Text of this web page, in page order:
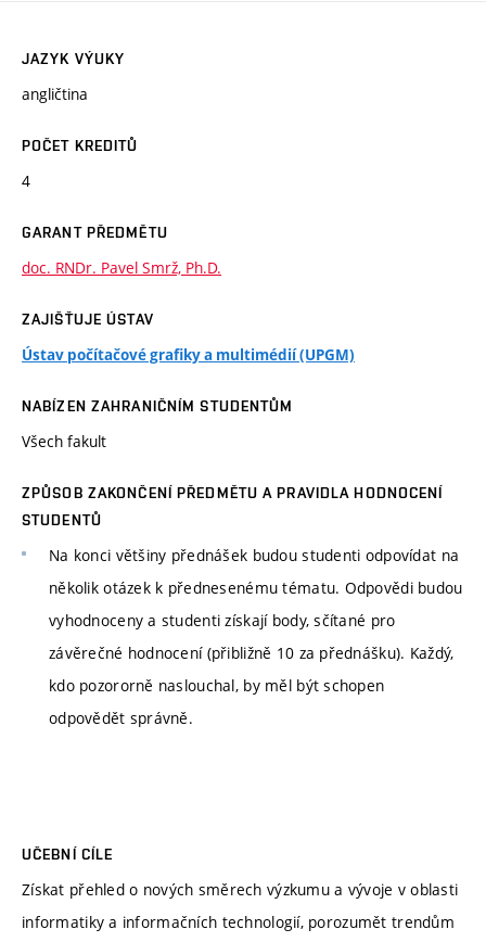
JAZYK VÝUKY
angličtina
POČET KREDITŮ
4
GARANT PŘEDMĚTU
doc. RNDr. Pavel Smrž, Ph.D.
ZAJIŠŤUJE ÚSTAV
Ústav počítačové grafiky a multimédií (UPGM)
NABÍZEN ZAHRANIČNÍM STUDENTŮM
Všech fakult
ZPŮSOB ZAKONČENÍ PŘEDMĚTU A PRAVIDLA HODNOCENÍ
STUDENTŮ
Na konci většiny přednášek budou studenti odpovídat na
několik otázek k přednesenému tématu. Odpovědi budou
vyhodnoceny a studenti získají body, sčítané pro
závěrečné hodnocení (přibližně 10 za přednášku). Každý,
kdo pozororně naslouchal, by měl být schopen
odpovědět správně.
UČEBNÍ CÍLE
Získat přehled o nových směrech výzkumu a vývoje v oblasti
informatiky a informačních technologií, porozumět trendům